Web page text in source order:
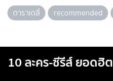
ดาราเดลี่
recommended
10 ละคร-ซีรีส์ ยอดฮิต